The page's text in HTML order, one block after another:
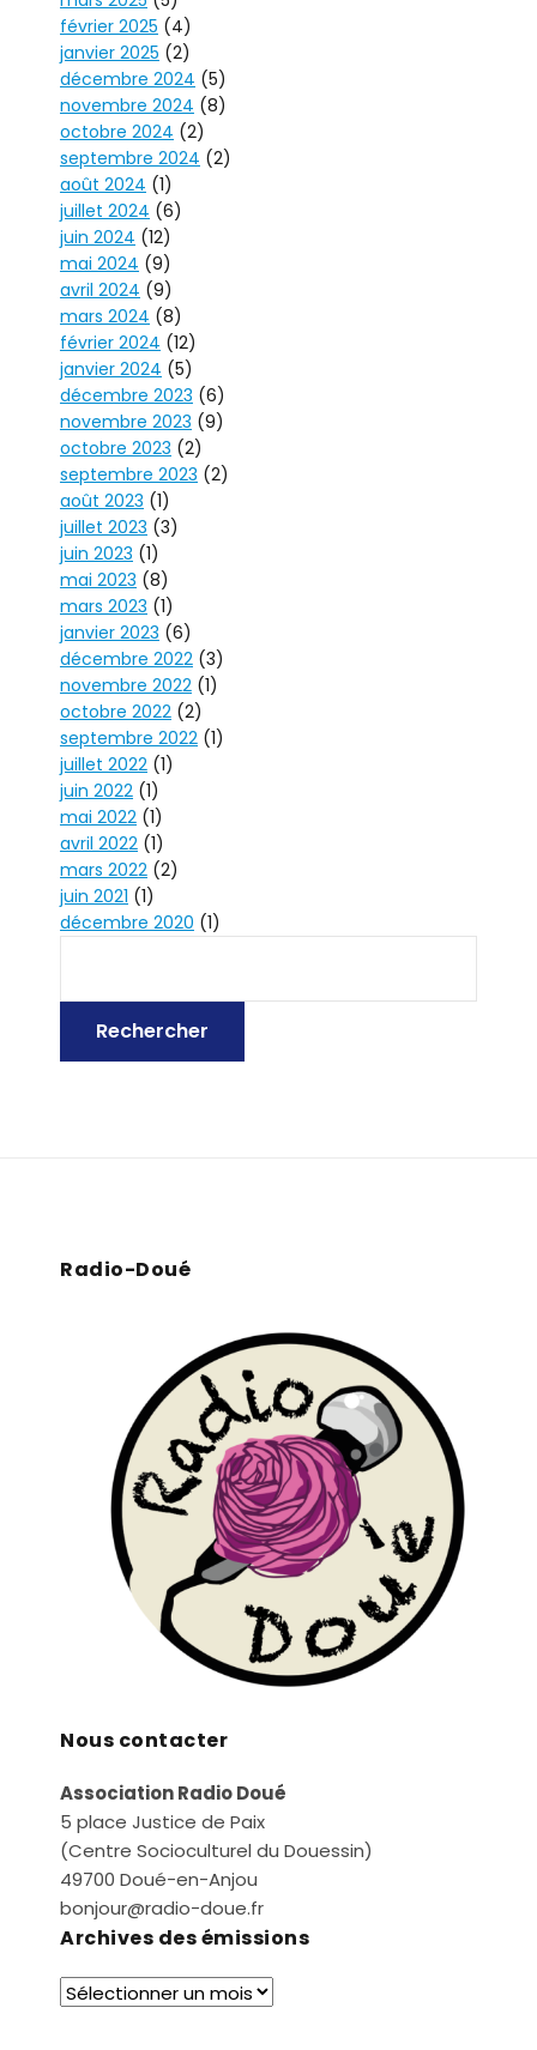
février 2025 (4)
janvier 2025 (2)
décembre 2024 (5)
novembre 2024 (8)
octobre 2024 (2)
septembre 2024 (2)
août 2024 (1)
juillet 2024 (6)
juin 2024 (12)
mai 2024 (9)
avril 2024 (9)
mars 2024 (8)
février 2024 (12)
janvier 2024 (5)
décembre 2023 (6)
novembre 2023 (9)
octobre 2023 (2)
septembre 2023 (2)
août 2023 (1)
juillet 2023 (3)
juin 2023 (1)
mai 2023 (8)
mars 2023 (1)
janvier 2023 (6)
décembre 2022 (3)
novembre 2022 (1)
octobre 2022 (2)
septembre 2022 (1)
juillet 2022 (1)
juin 2022 (1)
mai 2022 (1)
avril 2022 (1)
mars 2022 (2)
juin 2021 (1)
décembre 2020 (1)
Radio-Doué
Nous contacter
Association Radio Doué
5 place Justice de Paix
(Centre Socioculturel du Douessin)
49700 Doué-en-Anjou
bonjour@radio-doue.fr
Archives des émissions